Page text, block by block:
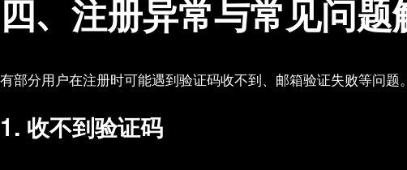
四、注册异常与常见问题
有部分用户在注册时可能遇到验证码收不到、邮箱验证失败等问题
1. 收不到验证码